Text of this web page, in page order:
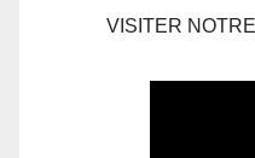
VISITER